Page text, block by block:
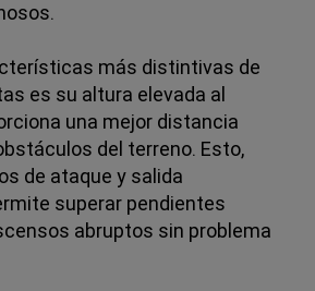
más distintivas de
es su altura elevada al
una mejor distancia
del terreno. Esto,
de ataque y salida
superar pendientes
abruptos sin problema